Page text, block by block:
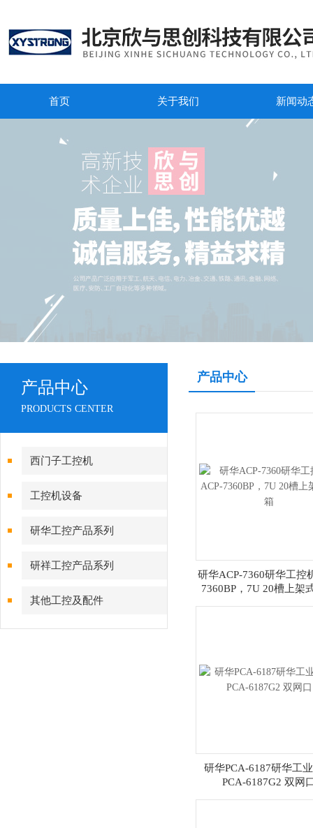
首页 关于我们 新闻动
产品中心
PRODUCTS CENTER
西门子工控机
工控机设备
研华工控产品系列
研祥工控产品系列
其他工控及配件
产品中心
研华ACP-7360研华工控
7360BP，7U 20槽上架
研华PCA-6187研华工
PCA-6187G2 双网